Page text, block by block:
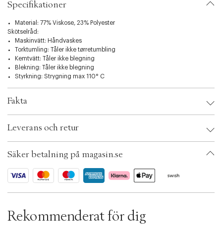
s
l
e
c
t
i
o
n
Specifikationer
Material: 77% Viskose, 23% Polyester
Skötselråd:
Maskinvätt: Håndvaskes
Torktumling: Tåler ikke tørretumbling
Kemtvätt: Tåler ikke blegning
Blekning: Tåler ikke blegning
Styrkning: Strygning max 110° C
Fakta
EAN: 8028993235287
Ax numbers: 07136938
ID: BRCG03-02KA
Leverans och retur
Säker betalning på magasin.se
Rekommenderat för dig